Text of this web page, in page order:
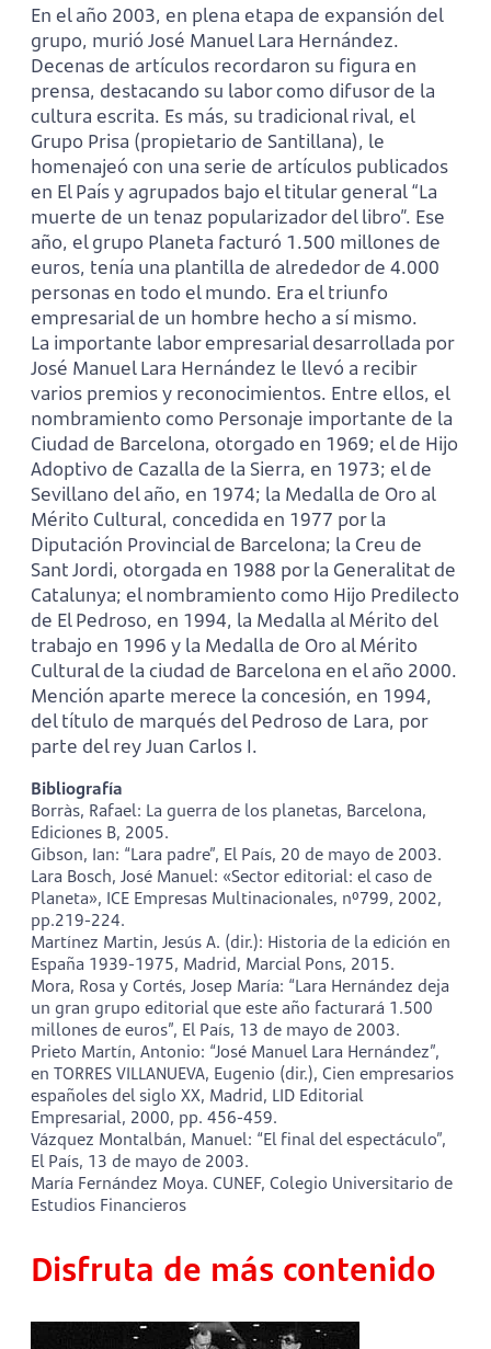
En el año 2003, en plena etapa de expansión del
grupo, murió José Manuel Lara Hernández.
Decenas de artículos recordaron su figura en
prensa, destacando su labor como difusor de la
cultura escrita. Es más, su tradicional rival, el
Grupo Prisa (propietario de Santillana), le
homenajeó con una serie de artículos publicados
en El País y agrupados bajo el titular general “La
muerte de un tenaz popularizador del libro”. Ese
año, el grupo Planeta facturó 1.500 millones de
euros, tenía una plantilla de alrededor de 4.000
personas en todo el mundo. Era el triunfo
empresarial de un hombre hecho a sí mismo.
La importante labor empresarial desarrollada por
José Manuel Lara Hernández le llevó a recibir
varios premios y reconocimientos. Entre ellos, el
nombramiento como Personaje importante de la
Ciudad de Barcelona, otorgado en 1969; el de Hijo
Adoptivo de Cazalla de la Sierra, en 1973; el de
Sevillano del año, en 1974; la Medalla de Oro al
Mérito Cultural, concedida en 1977 por la
Diputación Provincial de Barcelona; la Creu de
Sant Jordi, otorgada en 1988 por la Generalitat de
Catalunya; el nombramiento como Hijo Predilecto
de El Pedroso, en 1994, la Medalla al Mérito del
trabajo en 1996 y la Medalla de Oro al Mérito
Cultural de la ciudad de Barcelona en el año 2000.
Mención aparte merece la concesión, en 1994,
del título de marqués del Pedroso de Lara, por
parte del rey Juan Carlos I.
Bibliografía
Borràs, Rafael: La guerra de los planetas, Barcelona,
Ediciones B, 2005.
Gibson, Ian: “Lara padre”, El País, 20 de mayo de 2003.
Lara Bosch, José Manuel: «Sector editorial: el caso de
Planeta», ICE Empresas Multinacionales, nº799, 2002,
pp.219-224.
Martínez Martin, Jesús A. (dir.): Historia de la edición en
España 1939-1975, Madrid, Marcial Pons, 2015.
Mora, Rosa y Cortés, Josep María: “Lara Hernández deja
un gran grupo editorial que este año facturará 1.500
millones de euros”, El País, 13 de mayo de 2003.
Prieto Martín, Antonio: “José Manuel Lara Hernández”,
en TORRES VILLANUEVA, Eugenio (dir.), Cien empresarios
españoles del siglo XX, Madrid, LID Editorial
Empresarial, 2000, pp. 456-459.
Vázquez Montalbán, Manuel: “El final del espectáculo”,
El País, 13 de mayo de 2003.
María Fernández Moya. CUNEF, Colegio Universitario de
Estudios Financieros
Disfruta de más contenido